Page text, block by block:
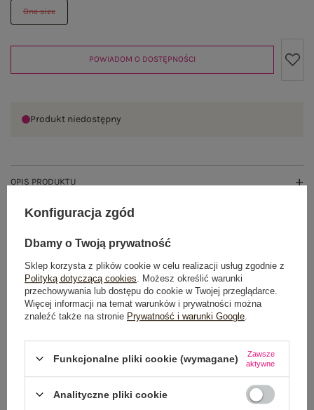
One size
POWIADOM O DOSTĘPNOŚCI
Produkt niedostępny
OPIS PRODUKTU
GŁÓWNE PARAMETRY
OPINIE O PRODUKCIE (0)
WYSYŁKA I DOSTAWA
ZWROTY I REKLAMACJE
Konfiguracja zgód
Dbamy o Twoją prywatność
Sklep korzysta z plików cookie w celu realizacji usług zgodnie z
Polityką dotyczącą cookies . Możesz określić warunki
przechowywania lub dostępu do cookie w Twojej przeglądarce.
Więcej informacji na temat warunków i prywatności można
znaleźć także na stronie Prywatność i warunki Google
Funkcjonalne pliki cookie (wymagane)
Zawsze
aktywne
Analityczne pliki cookie